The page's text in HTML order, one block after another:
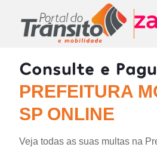
Consulte e
PREFEITURA
SP ONLINE
Veja todas as suas multas na